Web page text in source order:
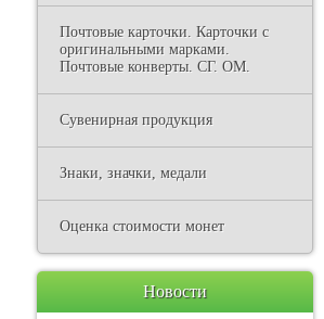
Почтовые карточки. Карточки с
оригинальными марками.
Почтовые конверты. СГ. ОМ.
Сувенирная продукция
Знаки, значки, медали
Оценка стоимости монет
Новости